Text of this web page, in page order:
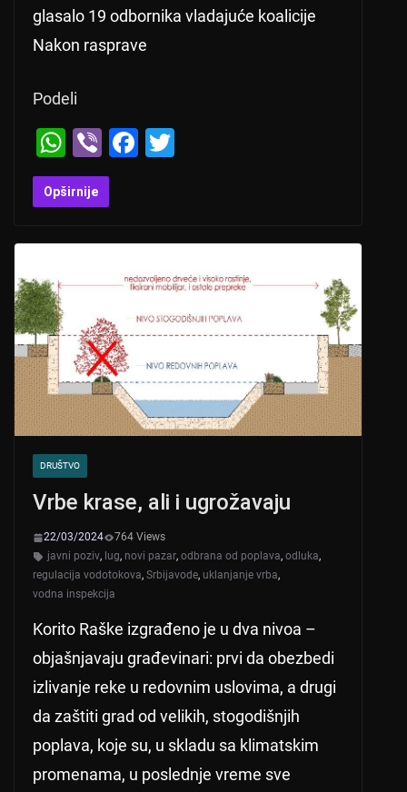
glasalo 19 odbornika vladajuće koalicije
Nakon rasprave
Podeli
W
h
at
p
Vi
b
er
F
o
o
k
Opširnije
DRUŠTVO
Vrbe krase, ali i ugrožavaju
22/03/2024
764 Views
javni poziv, lug, novi pazar, odbrana od poplava, odluka,
regulacija vodotokova, Srbijavode, uklanjanje vrba,
vodna inspekcija
Korito Raške izgrađeno je u dva nivoa –
objašnjavaju građevinari: prvi da obezbedi
izlivanje reke u redovnim uslovima, a drugi
da zaštiti grad od velikih, stogodišnjih
poplava, koje su, u skladu sa klimatskim
promenama, u poslednje vreme sve